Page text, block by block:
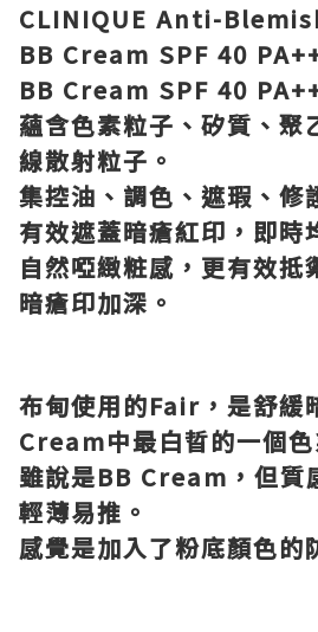
CLINIQUE Anti-
BB Cream SPF 40
BB Cream SPF 40
蘊含色素粒子、矽質、聚
線散射粒子。
集控油、調色、遮瑕、修
有效遮蓋暗瘡紅印，即時
自然啞緻粧感，更有效抵
暗瘡印加深。
布甸使用的Fair ，是舒緩
Cream中最白晢的一個色
雖說是BB Cream ，但
輕薄易推。
感覺是加入了粉底顏色的